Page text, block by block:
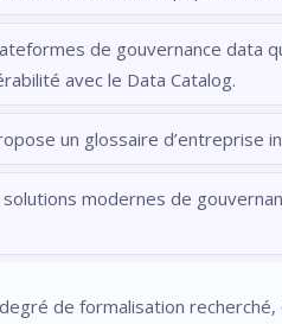
de gouvernance data
avec le Data Catalog.
un glossaire d’entreprise
solutions modernes de
de formalisation